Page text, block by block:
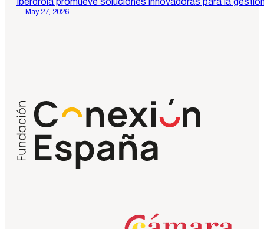
Iberdrola promueve soluciones innovadoras para la
— May 27, 2026